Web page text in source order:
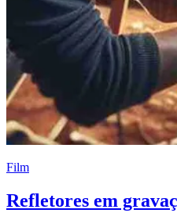
Film
Refletores em